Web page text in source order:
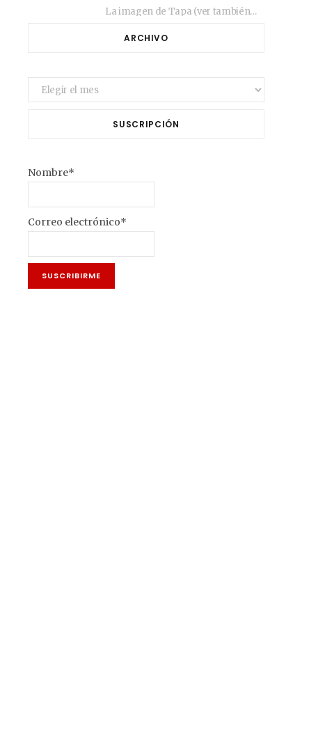
La imagen de Tapa (ver también más arriba) fue compuesta en estos días de febrero…
ARCHIVO
Archivo
SUSCRIPCIÓN
Nombre*
Correo electrónico*